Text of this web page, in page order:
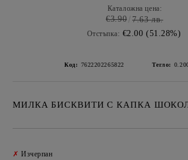
Каталожна цена:
€3.90 7.63 лв.
Отстъпка: €2.00 (51.28%)
Код: 7622202265822 Тегло:
МИЛКА БИСКВИТИ С КАПКА
✗ Изчерпан